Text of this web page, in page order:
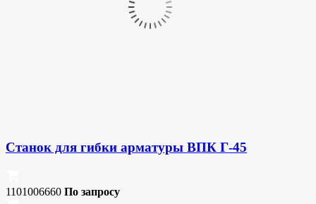
Станок для гибки арматуры ВПК Г-45
1101006660 По запросу